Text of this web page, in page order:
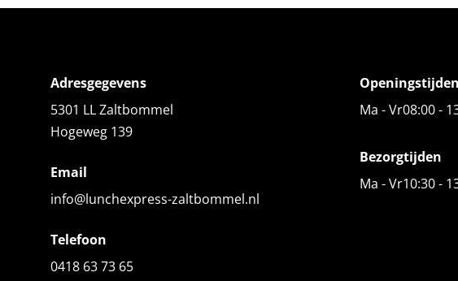
Adresgegevens
5301 LL Zaltbommel
Hogeweg 139
Email
info@lunchexpress-zaltbommel.nl
Telefoon
0418 63 73 65
Openingstijden
Ma - Vr08:00 -
Bezorgtijden
Ma - Vr10:30 -